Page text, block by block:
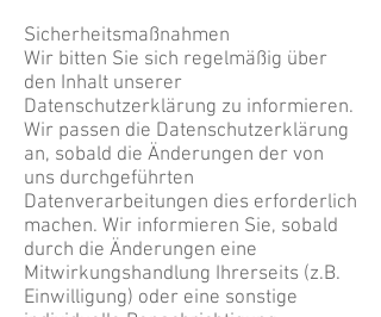
Sicherheitsmaßnahmen
Wir bitten Sie sich regelmäßig über
den Inhalt unserer
Datenschutzerklärung zu informieren.
Wir passen die Datenschutzerklärung
an, sobald die Änderungen der von
uns durchgeführten
Datenverarbeitungen dies erforderlich
machen. Wir informieren Sie, sobald
durch die Änderungen eine
Mitwirkungshandlung Ihrerseits (z.B.
Einwilligung) oder eine sonstige